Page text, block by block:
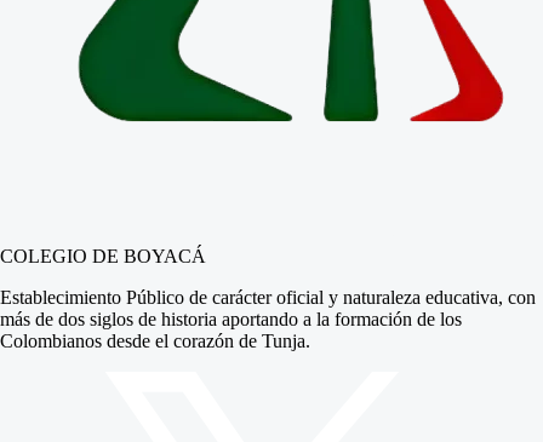
COLEGIO DE BOYACÁ
Establecimiento Público de carácter oficial y naturaleza educativa, con
más de dos siglos de historia aportando a la formación de los
Colombianos desde el corazón de Tunja.